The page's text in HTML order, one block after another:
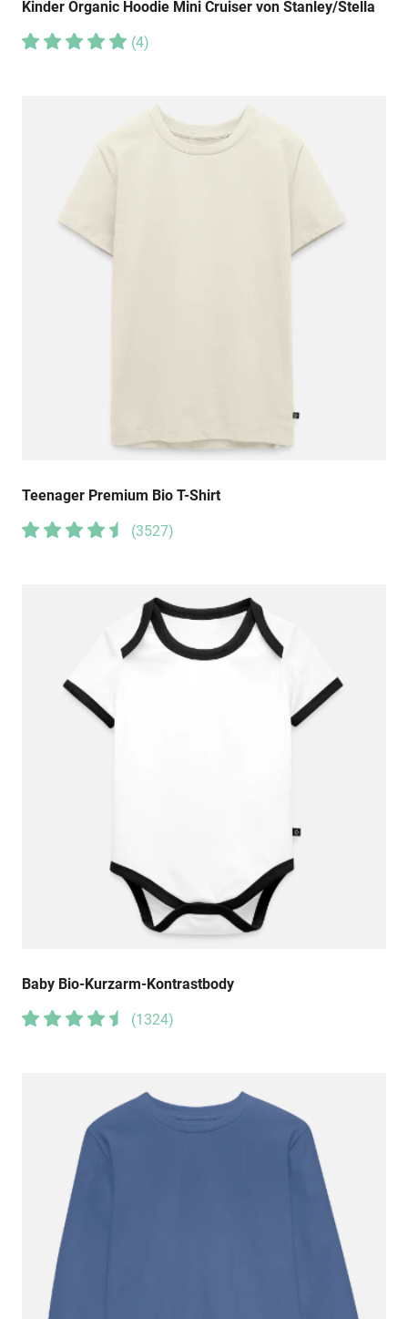
Kinder Organic Hoodie Mini Cruiser von Stanley/Stella
(4)
Teenager Premium Bio T-Shirt
(3527)
Baby Bio-Kurzarm-Kontrastbody
(1324)